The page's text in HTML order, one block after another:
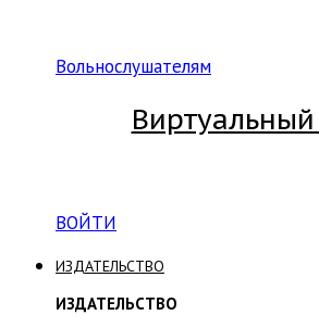
Вольнослушателям
ВОЙТИ
ИЗДАТЕЛЬСТВО
ИЗДАТЕЛЬСТВО